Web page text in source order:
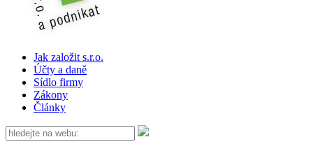
Jak založit s.r.o.
Účty a daně
Sídlo firmy
Zákony
Články